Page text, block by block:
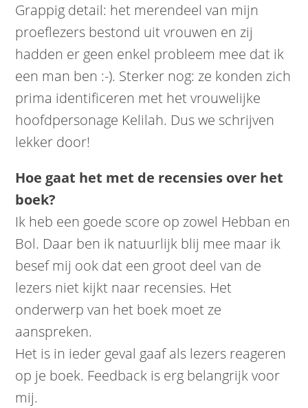
Grappig detail: het merendeel van mijn
proeflezers bestond uit vrouwen en zij
hadden er geen enkel probleem mee dat ik
een man ben :-). Sterker nog: ze konden zich
prima identificeren met het vrouwelijke
hoofdpersonage Kelilah. Dus we schrijven
lekker door!
Hoe gaat het met de recensies over het
boek?
Ik heb een goede score op zowel Hebban en
Bol. Daar ben ik natuurlijk blij mee maar ik
besef mij ook dat een groot deel van de
lezers niet kijkt naar recensies. Het
onderwerp van het boek moet ze
aanspreken.
Het is in ieder geval gaaf als lezers reageren
op je boek. Feedback is erg belangrijk voor
mij.